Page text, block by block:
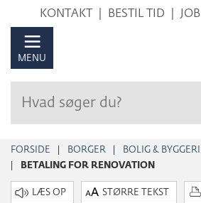
Hop
KONTAKT BESTIL TID JOB
MENU
FORSIDE BORGER BOLIG & BYGGERI
BETALING FOR RENOVATION
STØRRE TEKST